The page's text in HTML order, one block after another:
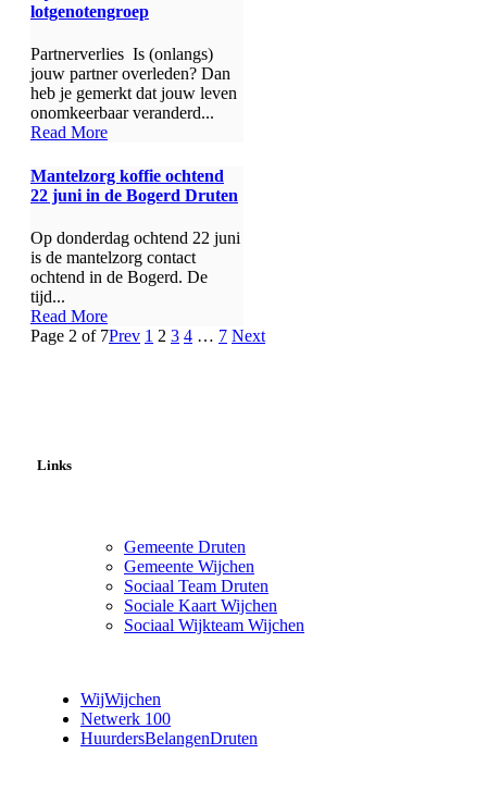
lotgenotengroep
Partnerverlies Is (onlangs)
jouw partner overleden? Dan
heb je gemerkt dat jouw leven
onomkeerbaar veranderd...
Read More
Mantelzorg koffie ochtend
22 juni in de Bogerd Druten
Op donderdag ochtend 22 juni
is de mantelzorg contact
ochtend in de Bogerd. De
tijd...
Read More
Page 2 of 7Prev 1 2 3 4 … 7 Next
Links
Gemeente Druten
Gemeente Wijchen
Sociaal Team Druten
Sociale Kaart Wijchen
Sociaal Wijkteam Wijchen
WijWijchen
Netwerk 100
HuurdersBelangenDruten